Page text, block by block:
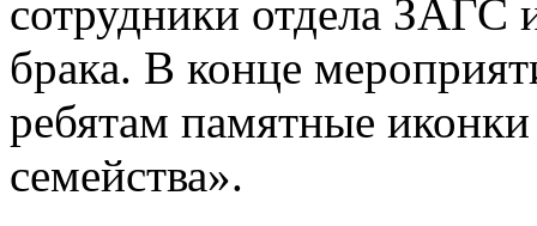
сотрудники отдела ЗАГС
брака. В конце
ребятам памятные
семейства».